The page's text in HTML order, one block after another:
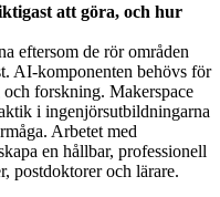
att göra, och hur
eftersom de rör områden
AI-komponenten behövs för
forskning. Makerspace
i ingenjörsutbildningarna
Arbetet med
en hållbar, professionell
postdoktorer och lärare.